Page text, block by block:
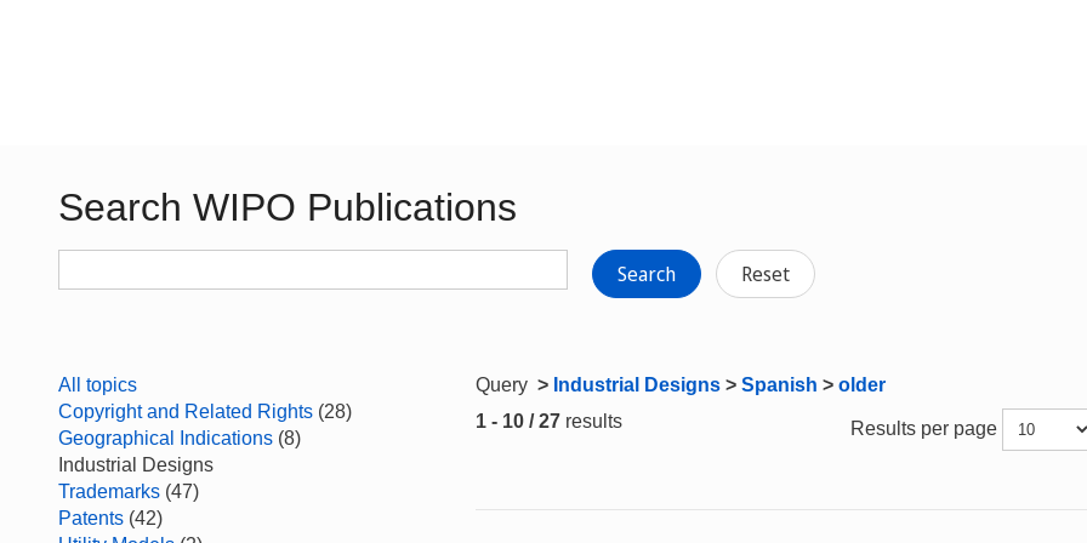
Search WIPO Publications
Search Reset
All topics
Copyright and Related Rights (28)
Geographical Indications (8)
Industrial Designs
Trademarks (47)
Patents (42)
Query > Industrial Designs > Spanish > older
1 - 10 / 27 results Results per page